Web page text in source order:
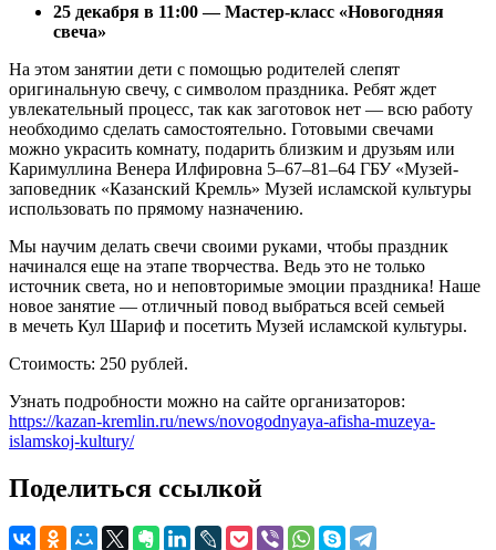
25 декабря в 11:00 — Мастер-класс «Новогодняя
свеча»
На этом занятии дети с помощью родителей слепят
оригинальную свечу, с символом праздника. Ребят ждет
увлекательный процесс, так как заготовок нет — всю работу
необходимо сделать самостоятельно. Готовыми свечами
можно украсить комнату, подарить близким и друзьям или
Каримуллина Венера Илфировна 5–67–81–64 ГБУ «Музей-
заповедник «Казанский Кремль» Музей исламской культуры
использовать по прямому назначению.
Мы научим делать свечи своими руками, чтобы праздник
начинался еще на этапе творчества. Ведь это не только
источник света, но и неповторимые эмоции праздника! Наше
новое занятие — отличный повод выбраться всей семьей
в мечеть Кул Шариф и посетить Музей исламской культуры.
Стоимость: 250 рублей.
Узнать подробности можно на сайте организаторов:
https://kazan-kremlin.ru/news/novogodnyaya-afisha-muzeya-
islamskoj-kultury/
Поделиться ссылкой